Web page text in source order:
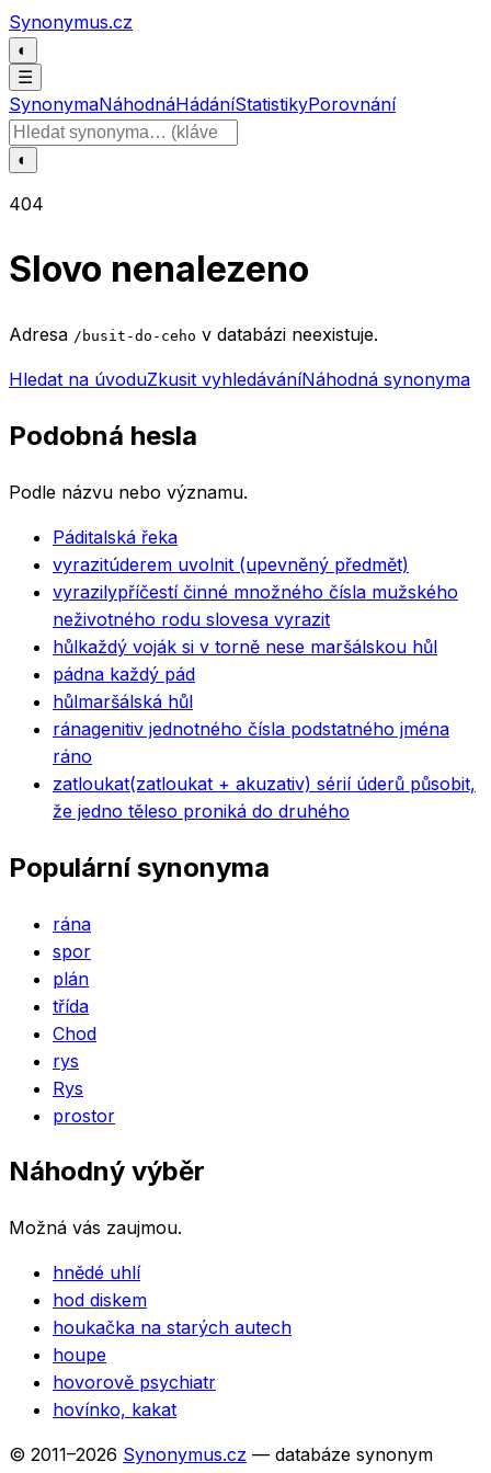
Přeskočit na obsah
Synonymus.cz
◐
☰
SynonymaNáhodnáHádáníStatistikyPorovnání
Hledat slovo
◐
404
Slovo nenalezeno
Adresa /busit-do-ceho v databázi neexistuje.
Hledat na úvoduZkusit vyhledáváníNáhodná synonyma
Podobná hesla
Podle názvu nebo významu.
Páditalská řeka
vyrazitúderem uvolnit (upevněný předmět)
vyrazilypříčestí činné množného čísla mužského
neživotného rodu slovesa vyrazit
hůlkaždý voják si v torně nese maršálskou hůl
pádna každý pád
hůlmaršálská hůl
ránagenitiv jednotného čísla podstatného jména
ráno
zatloukat(zatloukat + akuzativ) sérií úderů působit,
že jedno těleso proniká do druhého
Populární synonyma
rána
spor
plán
třída
Chod
rys
Rys
prostor
Náhodný výběr
Možná vás zaujmou.
hnědé uhlí
hod diskem
houkačka na starých autech
houpe
hovorově psychiatr
hovínko, kakat
© 2011–2026 Synonymus.cz — databáze synonym